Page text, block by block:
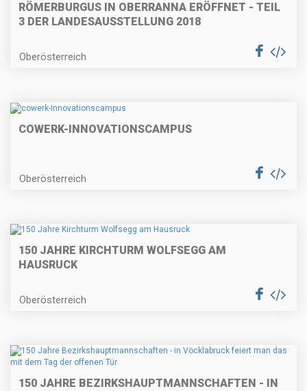
RÖMERBURGUS IN OBERRANNA ERÖFFNET - TEIL
3 DER LANDESAUSSTELLUNG 2018
Oberösterreich
COWERK-INNOVATIONSCAMPUS
Oberösterreich
150 JAHRE KIRCHTURM WOLFSEGG AM
HAUSRUCK
Oberösterreich
150 JAHRE BEZIRKSHAUPTMANNSCHAFTEN - IN